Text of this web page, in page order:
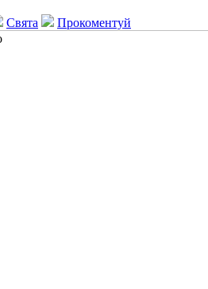
Свята Прокоментуй